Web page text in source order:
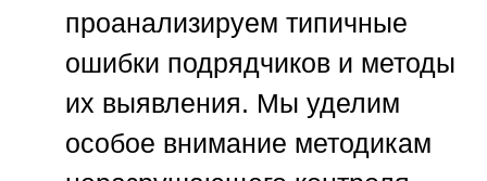
проанализируем типичные
ошибки подрядчиков и методы
их выявления. Мы уделим
особое внимание методикам